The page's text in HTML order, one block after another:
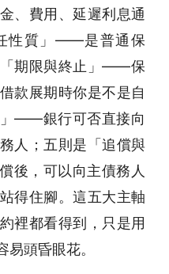
、費用、延遲利息通
性質」——是普通保
「期限與終止」——保
款展期時你是不是自
——銀行可否直接向
人；五則是「追償與
後，可以向主債務人
得住腳。這五大主軸
裡都看得到，只是用
頭昏眼花。